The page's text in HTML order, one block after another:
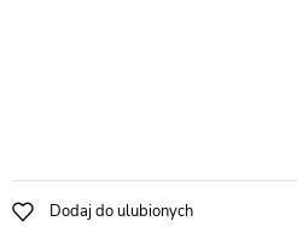
Dodaj do ulubionych